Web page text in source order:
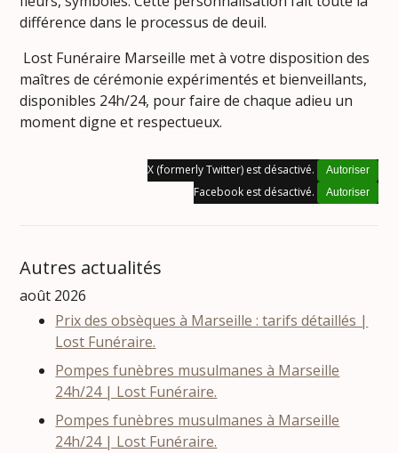
différence dans le processus de deuil.
Lost Funéraire Marseille met à votre disposition des
maîtres de cérémonie expérimentés et bienveillants,
disponibles 24h/24, pour faire de chaque adieu un
moment digne et respectueux.
X (formerly Twitter) est désactivé. Autoriser
Facebook est désactivé. Autoriser
Autres actualités
août 2026
Prix des obsèques à Marseille : tarifs détaillés |
Lost Funéraire.
Pompes funèbres musulmanes à Marseille
24h/24 | Lost Funéraire.
Pompes funèbres musulmanes à Marseille
24h/24 | Lost Funéraire.